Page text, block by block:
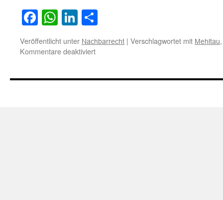
Facebook
WhatsApp
LinkedIn
Veröffentlicht unter Nachbarrecht | Verschlagwortet mit Mehltau
Kommentare deaktiviertfür
der